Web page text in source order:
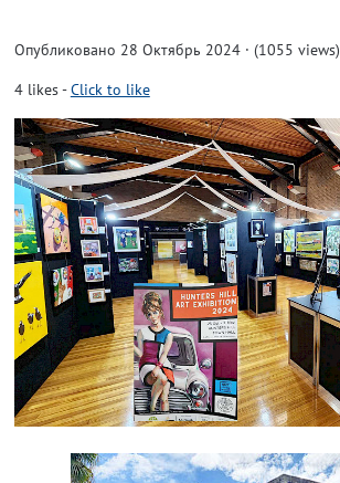
Опубликовано 28 Октябрь 2024 · (1055 views)
4likes-Click to like